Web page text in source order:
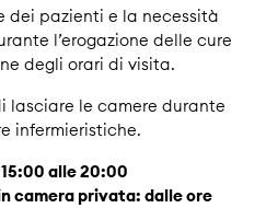
dei pazienti e la necessità
l’erogazione delle cure
degli orari di visita.
lasciare le camere durante
infermieristiche.
alle 20:00
camera privata: dalle ore